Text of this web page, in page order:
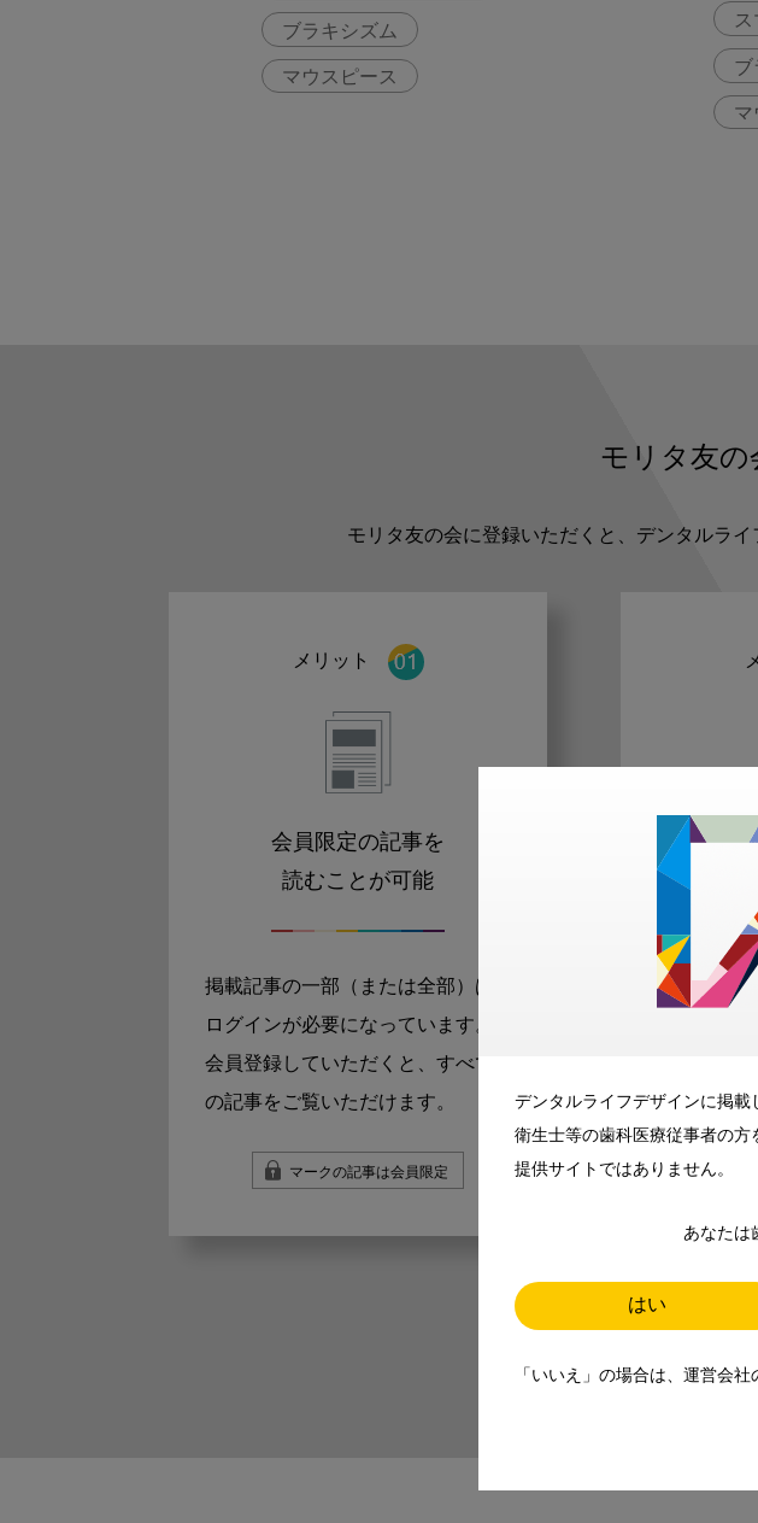
デンタルライフデザインに掲
衛生士等の歯科医療従事者の
提供サイトではありません。
あなたは
はい
「いいえ」の場合は、運営会
ブラキシズム
マウスピース
ブ
マ
モリタ友の
モリタ友の会に登録いただくと、デンタルラ
メリット
会員限定の記事を
読むことが可能
掲載記事の一部（または全部）は
ログインが必要になっています。
会員登録していただくと、すべて
の記事をご覧いただけます。
マークの記事は会員限定
歯科に関
メー
ご登録いた
お届けしま